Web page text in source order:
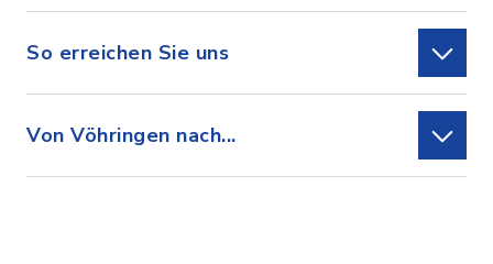
So erreichen Sie uns
Von Vöhringen nach...